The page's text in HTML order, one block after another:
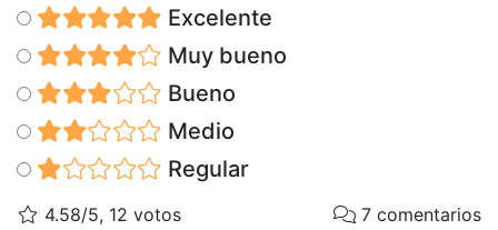
Excelente
Muy bueno
Bueno
Medio
Regular
4.58/5, 12 votos 7 comentarios